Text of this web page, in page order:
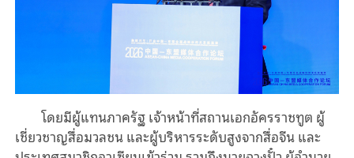
โดยมีผู้แทนภาครัฐ เจ้าหน้าที่สถานเอกอัครราชทูต ผู้
เชี่ยวชาญสื่อมวลชน และผู้บริหารระดับสูงจากสื่อจีน และ